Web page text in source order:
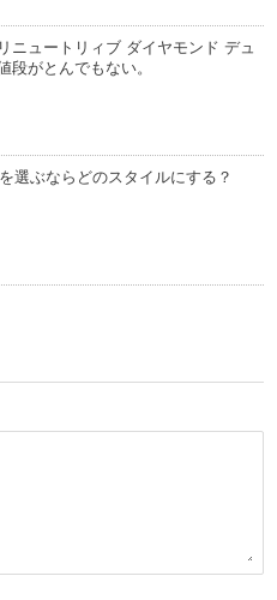
ニュートリィブ ダイヤモンド デュ
段がとんでもない。
選ぶならどのスタイルにする？